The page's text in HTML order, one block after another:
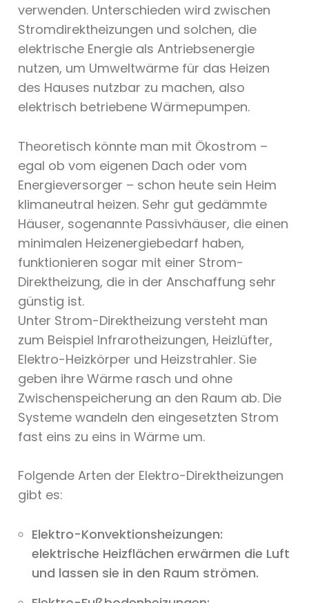
verwenden. Unterschieden wird zwischen
Stromdirektheizungen und solchen, die
elektrische Energie als Antriebsenergie
nutzen, um Umweltwärme für das Heizen
des Hauses nutzbar zu machen, also
elektrisch betriebene Wärmepumpen.
Theoretisch könnte man mit Ökostrom –
egal ob vom eigenen Dach oder vom
Energieversorger – schon heute sein Heim
klimaneutral heizen. Sehr gut gedämmte
Häuser, sogenannte Passivhäuser, die einen
minimalen Heizenergiebedarf haben,
funktionieren sogar mit einer Strom-
Direktheizung, die in der Anschaffung sehr
günstig ist.
Unter Strom-Direktheizung versteht man
zum Beispiel Infrarotheizungen, Heizlüfter,
Elektro-Heizkörper und Heizstrahler. Sie
geben ihre Wärme rasch und ohne
Zwischenspeicherung an den Raum ab. Die
Systeme wandeln den eingesetzten Strom
fast eins zu eins in Wärme um.
Folgende Arten der Elektro-Direktheizungen
gibt es:
Elektro-Konvektionsheizungen:
elektrische Heizflächen erwärmen die Luft
und lassen sie in den Raum strömen.